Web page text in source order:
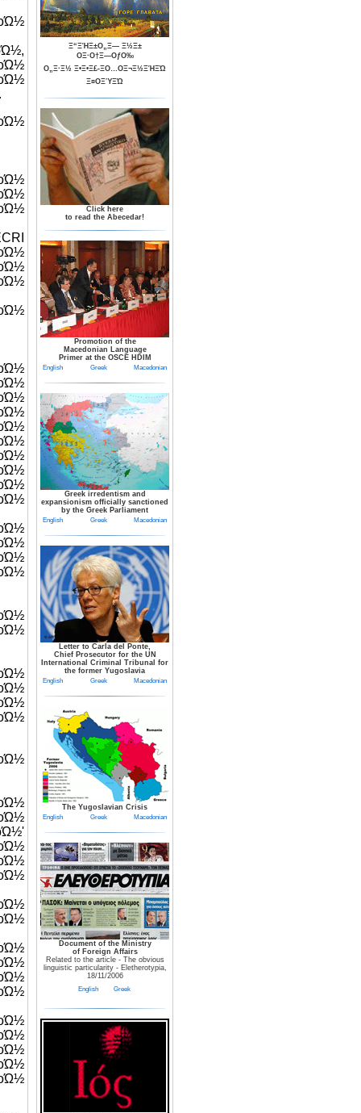
Ξ“ΞΉΞ±Ο„Ξ― Ξ½Ξ±
ΟΞ·Ο†Ξ―ΟƒΟ‰
Ο„Ξ·Ξ½ Ξ•Ξ•Ξ£-ΞΟ…ΟΞ¬Ξ½ΞΉΞΏ
Ξ¤ΟΞΎΞΏ
Click here
to read the Abecedar!
Promotion of the
Macedonian Language
Primer at the OSCE HDIM
English Greek Macedonian
Greek irredentism and
expansionism officially sanctioned
by the Greek Parliament
English Greek Macedonian
Letter to Carla del Ponte,
Chief Prosecutor for the UN
International Criminal Tribunal for
the former Yugoslavia
English Greek Macedonian
The Yugoslavian Crisis
English Greek Macedonian
Document of the Ministry
of Foreign Affairs
Related to the article - The obvious
linguistic particularity - Eletherotypia,
18/11/2006
English Greek